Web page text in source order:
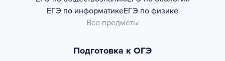
ЕГЭ по информатикеЕГЭ по физике
Все предметы
Подготовка к ОГЭ